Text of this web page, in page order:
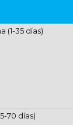
(1-35 días)
70 días)